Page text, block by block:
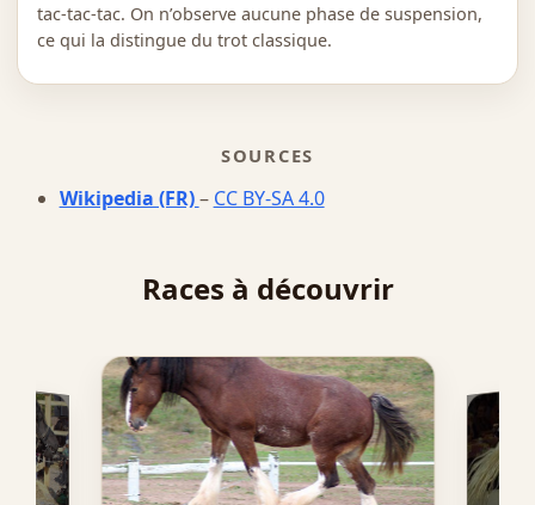
tac-tac-tac. On n’observe aucune phase de suspension,
ce qui la distingue du trot classique.
SOURCES
Wikipedia (FR)– CC BY-SA 4.0
Races à découvrir